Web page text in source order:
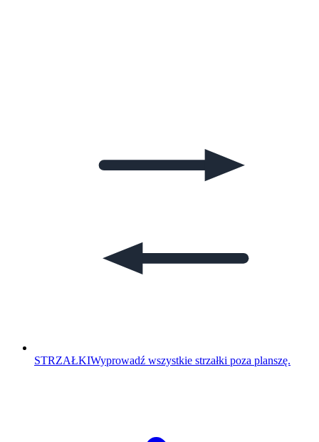
STRZAŁKIWyprowadź wszystkie strzałki poza planszę.